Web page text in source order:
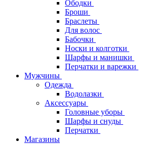
Ободки
Броши
Браслеты
Для волос
Бабочки
Носки и колготки
Шарфы и манишки
Перчатки и варежки
Мужчины
Одежда
Водолазки
Аксессуары
Головные уборы
Шарфы и снуды
Перчатки
Магазины